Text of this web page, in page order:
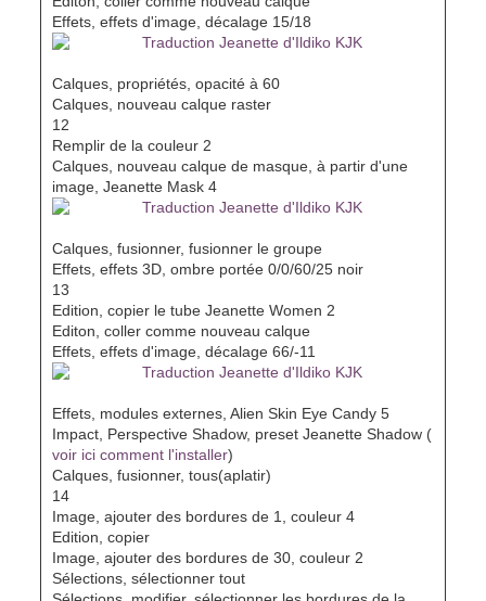
Effets, effets d'image, décalage 15/18
Calques, propriétés, opacité à 60
Calques, nouveau calque raster
12
Remplir de la couleur 2
Calques, nouveau calque de masque, à partir d'une
image, Jeanette Mask 4
Calques, fusionner, fusionner le groupe
Effets, effets 3D, ombre portée 0/0/60/25 noir
13
Edition, copier le tube Jeanette Women 2
Editon, coller comme nouveau calque
Effets, effets d'image, décalage 66/-11
Effets, modules externes, Alien Skin Eye Candy 5
Impact, Perspective Shadow, preset Jeanette Shadow (
voir ici comment l'installer)
Calques, fusionner, tous(aplatir)
14
Image, ajouter des bordures de 1, couleur 4
Edition, copier
Image, ajouter des bordures de 30, couleur 2
Sélections, sélectionner tout